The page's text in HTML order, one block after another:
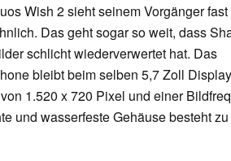
Wish 2 sieht seinem Vorgänger fast
Das geht sogar so weit, dass
schlicht wiederverwertet hat. Das
bleibt beim selben 5,7 Zoll Display
1.520 x 720 Pixel und einer
und wasserfeste Gehäuse besteht